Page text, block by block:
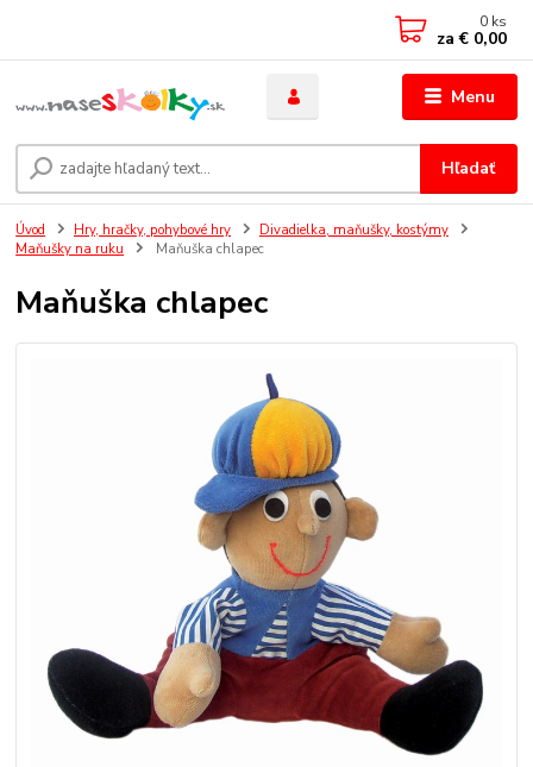
Menu
Hľadať
0 ks
za € 0,00
Úvod Hry, hračky, pohybové hry
Divadielka, maňušky, kostýmy
Maňušky na ruku
Maňuška chlapec
Maňuška chlapec